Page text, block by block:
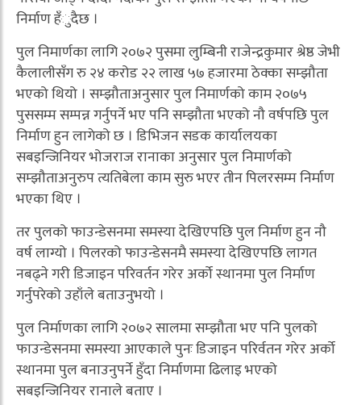
निर्माण हँुदैछ ।
पुल निमार्णका लागि २०७२ पुसमा लुम्बिनी राजेन्द्रकुमार श्रेष्ठ जेभी
कैलालीसँग रु २४ करोड २२ लाख ५७ हजारमा ठेक्का सम्झौता
भएको थियो । सम्झौताअनुसार पुल निमार्णको काम २०७५
पुससम्म सम्पन्न गर्नुपर्ने भए पनि सम्झौता भएको नौ वर्षपछि पुल
निर्माण हुन लागेको छ । डिभिजन सडक कार्यालयका
सबइन्जिनियर भोजराज रानाका अनुसार पुल निमार्णको
सम्झौताअनुरुप त्यतिबेला काम सुरु भएर तीन पिलरसम्म निर्माण
भएका थिए ।
तर पुलको फाउन्डेसनमा समस्या देखिएपछि पुल निर्माण हुन नौ
वर्ष लाग्यो । पिलरको फाउन्डेसनमै समस्या देखिएपछि लागत
नबढ्ने गरी डिजाइन परिवर्तन गरेर अर्को स्थानमा पुल निर्माण
गर्नुपरेको उहाँले बताउनुभयो ।
पुल निर्माणका लागि २०७२ सालमा सम्झौता भए पनि पुलको
फाउन्डेसनमा समस्या आएकाले पुनः डिजाइन परिर्वतन गरेर अर्को
स्थानमा पुल बनाउनुपर्ने हुँदा निर्माणमा ढिलाइ भएको
सबइन्जिनियर रानाले बताए ।